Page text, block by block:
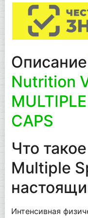
Описание
Nutrition
CAPS
Что
Multiple
Интенсивная